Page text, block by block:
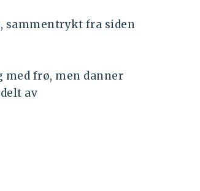
sammentrykt fra siden
frø, men danner
av